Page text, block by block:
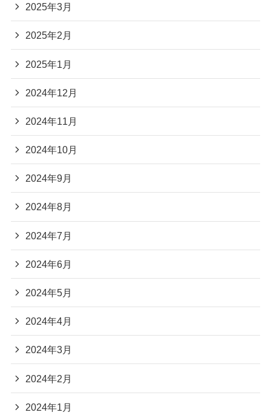
2025年3月
2025年2月
2025年1月
2024年12月
2024年11月
2024年10月
2024年9月
2024年8月
2024年7月
2024年6月
2024年5月
2024年4月
2024年3月
2024年2月
2024年1月